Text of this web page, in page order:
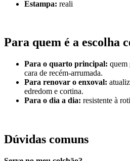
Estampa: reali
Para quem é a escolha
Para o quarto principal: quem
cara de recém-arrumada.
Para renovar o enxoval:
edredom e cortina.
Para o dia a dia: resistente à
Dúvidas comuns